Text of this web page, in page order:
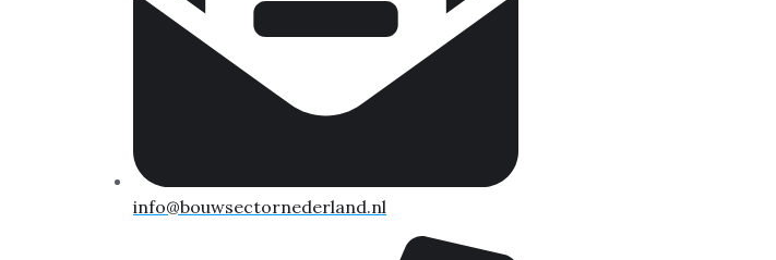
info@bouwsectornederland.nl